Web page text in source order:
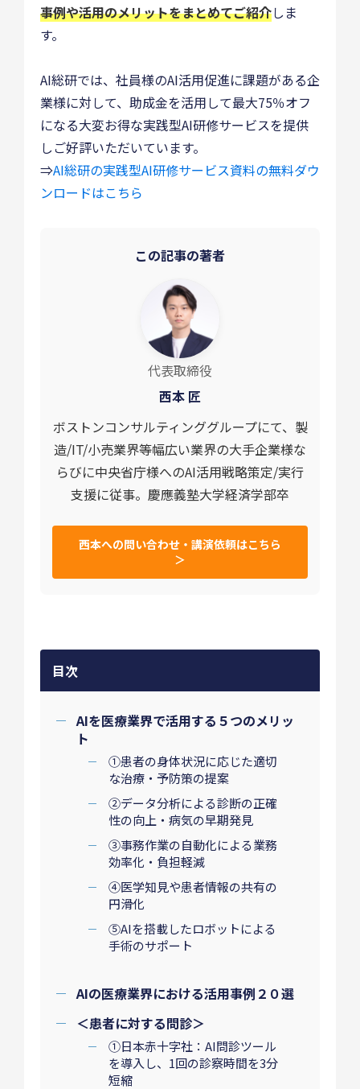
事例や活用のメリットをまとめてご紹介しま
す。
AI総研では、社員様のAI活用促進に課題がある企
業様に対して、助成金を活用して最大75％オフ
になる大変お得な実践型AI研修サービスを提供
しご好評いただいています。
⇒AI総研の実践型AI研修サービス資料の無料ダウ
ンロードはこちら
この記事の著者
代表取締役
西本 匠
ボストンコンサルティンググループにて、製
造/IT/小売業界等幅広い業界の大手企業様な
らびに中央省庁様へのAI活用戦略策定/実行
支援に従事。慶應義塾大学経済学部卒
西本への問い合わせ・講演依頼はこちら
＞
目次
AIを医療業界で活用する５つのメリッ
ト
①患者の身体状況に応じた適切
な治療・予防策の提案
②データ分析による診断の正確
性の向上・病気の早期発見
③事務作業の自動化による業務
効率化・負担軽減
④医学知見や患者情報の共有の
円滑化
⑤AIを搭載したロボットによる
手術のサポート
AIの医療業界における活用事例２０選
＜患者に対する問診＞
①日本赤十字社：AI問診ツール
を導入し、1回の診察時間を3分
短縮